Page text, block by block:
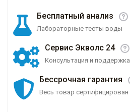
Бесплатный анализ
Лабораторные тесты воды
Сервис Экволс 24
Консультация и поддержка
Бессрочная гарантия
Весь товар сертифицирован